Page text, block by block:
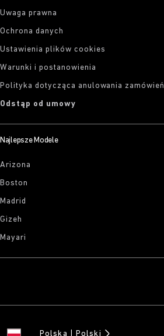
Uwaga prawna
Ochrona danych
Ustawienia plików cookies
Warunki i postanowienia
Polityka dotycząca anulowania zamówień
Odstąp od umowy
Najlepsze Modele
Arizona
Boston
Madrid
Gizeh
Mayari
Polska Polski